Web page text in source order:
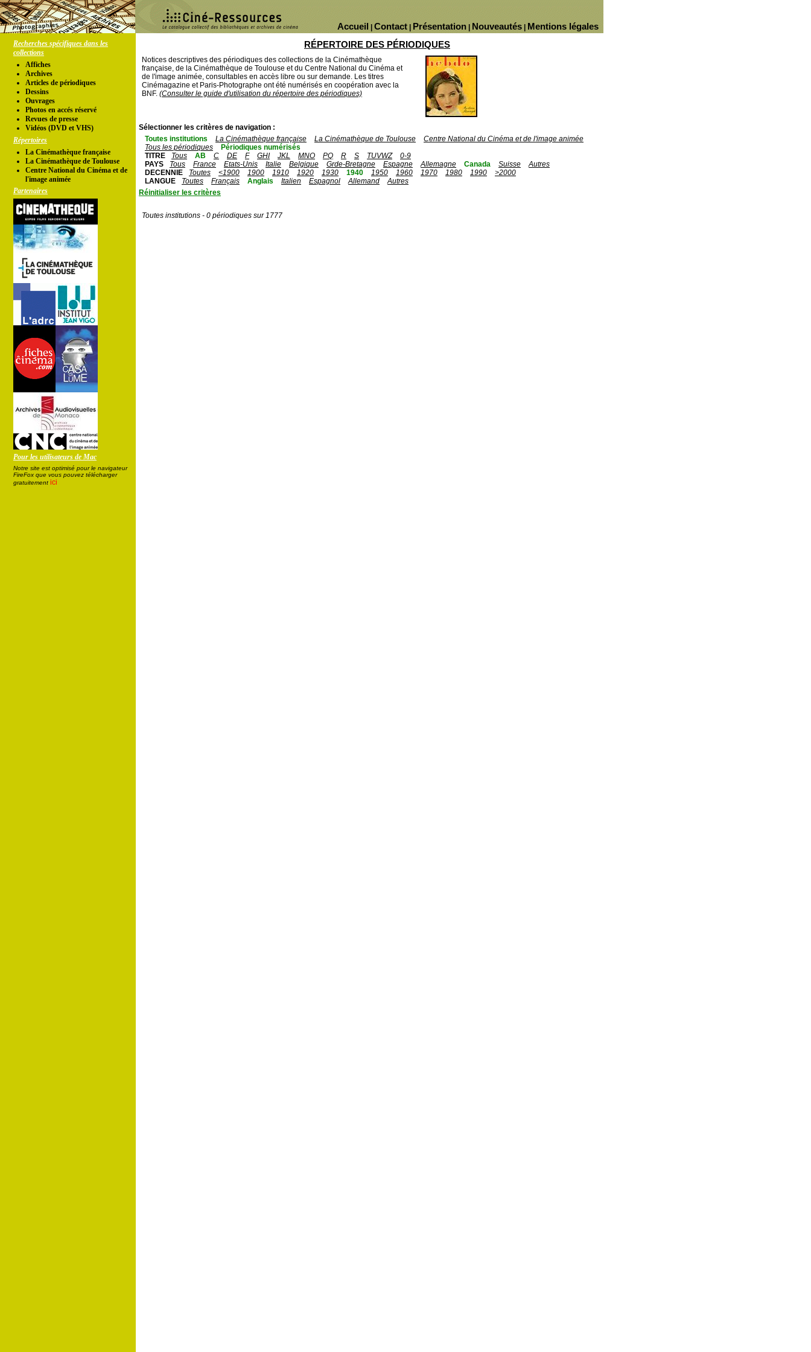
Mentions légales
Nouveautés
Présentation
Contact
Accueil
Recherches spécifiques dans les
collections
Affiches
Archives
Articles de périodiques
Dessins
Ouvrages
Photos en accés réservé
Revues de presse
Vidéos (DVD et VHS)
Répertoires
La Cinémathèque française
La Cinémathèque de Toulouse
Centre National du Cinéma et de
l'image animée
Partenaires
Pour les utilisateurs de Mac
Notre site est optimisé pour le navigateur
FireFox que vous pouvez télécharger
gratuitement ici
RÉPERTOIRE DES PÉRIODIQUES
Notices descriptives des périodiques des collections de la Cinémathèque
française, de la Cinémathèque de Toulouse et du Centre National du Cinéma et
de l'image animée, consultables en accès libre ou sur demande. Les titres
Cinémagazine et Paris-Photographe ont été numérisés en coopération avec la
BNF. (Consulter le guide d'utilisation du répertoire des périodiques)
Sélectionner les critères de navigation :
Toutes institutions
La Cinémathèque française La Cinémathèque de Toulouse
Centre National du Cinéma et de l'image animée
Tous les périodiques
Périodiques numérisés
TITRE
Tous AB C DE F GHI JKL MNO PQ R S TUVWZ
0-9
PAYS
Tous France Etats-Unis Italie Belgique Grde-Bretagne Espagne Allemagne Canada Suisse
Autres
DECENNIE
Toutes <1900 1900 1910 1920 1930 1940 1950 1960 1970 1980 1990
>2000
LANGUE
Toutes Français Anglais Italien Espagnol Allemand
Autres
Réinitialiser les critères
Toutes institutions - 0 périodiques sur 1777